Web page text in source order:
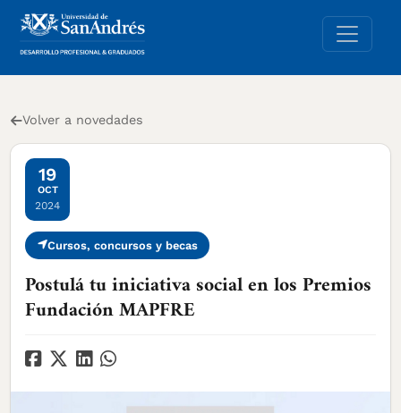
Volver a novedades
19
OCT
2024
Cursos, concursos y becas
Postulá tu iniciativa social en los Premios
Fundación MAPFRE